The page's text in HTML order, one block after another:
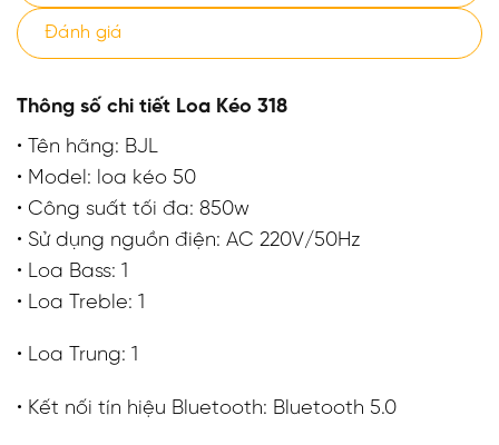
Đánh giá
Thông số chi tiết Loa Kéo 318
• Tên hãng: BJL
• Model: loa kéo 50
• Công suất tối đa: 850w
• Sử dụng nguồn điện: AC 220V/50Hz
• Loa Bass: 1
• Loa Treble: 1
• Loa Trung: 1
• Kết nối tín hiệu Bluetooth: Bluetooth 5.0